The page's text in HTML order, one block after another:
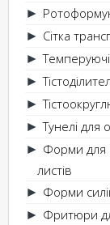
►
► Сітка
►
►
►
► Тунелі для
► Форми для
листів
► Форми
► Фритюри